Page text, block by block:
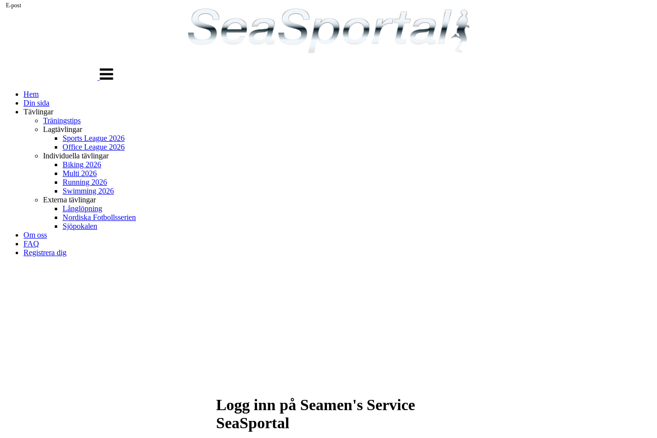
navigering
Hem
Din sida
Tävlingar
Träningstips
Lagtävlingar
Sports League 2026
Office League 2026
Individuella tävlingar
Biking 2026
Multi 2026
Running 2026
Swimming 2026
Externa tävlingar
Långlöpning
Nordiska Fotbollsserien
Sjöpokalen
Om oss
FAQ
Registrera dig
Logg inn på Seamen's Service
SeaSportal
E-post